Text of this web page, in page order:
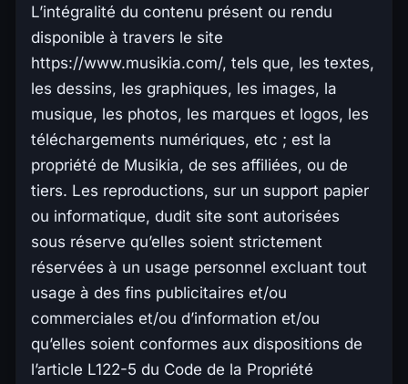
L’intégralité du contenu présent ou rendu
disponible à travers le site
https://www.musikia.com/, tels que, les textes,
les dessins, les graphiques, les images, la
musique, les photos, les marques et logos, les
téléchargements numériques, etc ; est la
propriété de Musikia, de ses affiliées, ou de
tiers. Les reproductions, sur un support papier
ou informatique, dudit site sont autorisées
sous réserve qu’elles soient strictement
réservées à un usage personnel excluant tout
usage à des fins publicitaires et/ou
commerciales et/ou d’information et/ou
qu’elles soient conformes aux dispositions de
l’article L122-5 du Code de la Propriété